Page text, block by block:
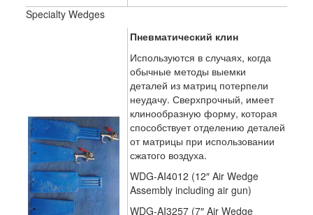
Specialty Wedges
Пневматический клин
Используются в случаях, когда
обычные методы выемки
деталей из матриц потерпели
неудачу. Сверхпрочный, имеет
клинообразную форму, которая
способствует отделению деталей
от матрицы при использовании
сжатого воздуха.
WDG-AI4012 (12″ Air Wedge
Assembly including air gun)
WDG-AI3257 (7″ Air Wedge